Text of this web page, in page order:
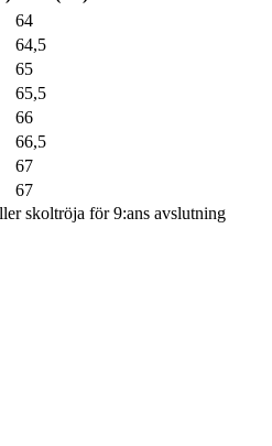
64
64,5
65
65,5
66
66,5
67
67